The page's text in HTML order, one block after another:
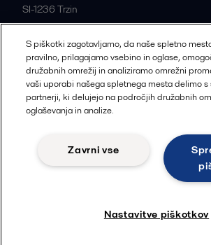
SI-1236 Trzin
Slovenia
+386 1 5637522
Vse pisarne in partnerji
© 2015-2026, ALFA LAVAL
Piškotki Pravni pogoji Politika
S piškotki zagotavljamo, da naše spletno
pravilno, prilagajamo vsebino in oglase,
družabnih omrežij in analiziramo omrežni
vaši uporabi našega spletnega mesta delimo s
partnerji, ki delujejo na področjih družabnih
oglaševanja in analize.
Zavrni vse
Nastavitve piškotkov